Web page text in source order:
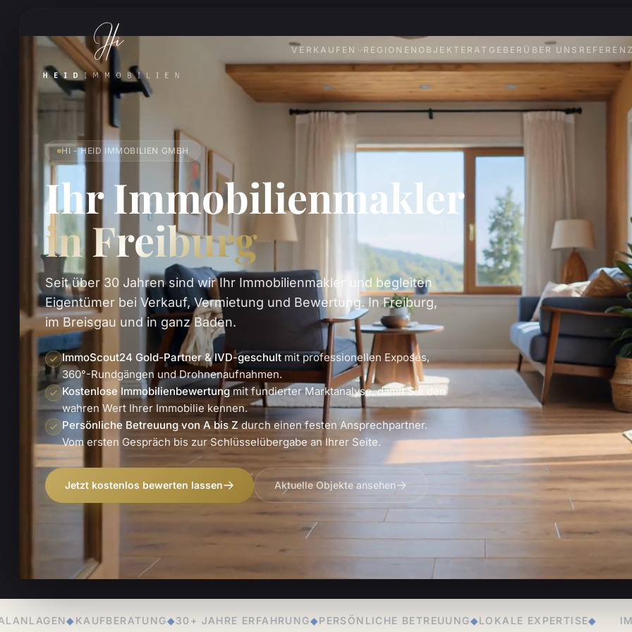
VERKAUFEN REGIONEN OBJEKTE RATGEBER ÜBER UNS
HI - HEID IMMOBILIEN GMBH
Ihr Immobilienmakler
in Freiburg
Seit über 30 Jahren sind wir Ihr Immobilienmakler und begleiten
Eigentümer bei Verkauf, Vermietung und Bewertung. In Freiburg,
im Breisgau und in ganz Baden.
ImmoScout24 Gold-Partner & IVD-geschultmit professionellen Exposés,
360°-Rundgängen und Drohnenaufnahmen.
Kostenlose Immobilienbewertungmit fundierter Marktanalyse, damit Sie den
wahren Wert Ihrer Immobilie kennen.
Persönliche Betreuung von A bis Zdurch einen festen Ansprechpartner.
Vom ersten Gespräch bis zur Schlüsselübergabe an Ihrer Seite.
Jetzt kostenlos bewerten lassen Aktuelle Objekte ansehen
◆30+ JAHRE ERFAHRUNG ◆ PERSÖNLICHE BETREUUNG◆LOKALE EXPERTISE◆ IMMOBILIENVERKAUF◆